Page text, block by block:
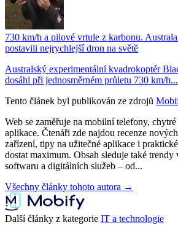
730 km/h a pilové vrtule z karbonu.
postavili nejrychlejší dron na světě
Australský experimentální kvadrokoptér
dosáhl při jednosměrném průletu 730 km/
Tento článek byl publikován ze zdrojů
Web se zaměřuje na mobilní telefony,
aplikace. Čtenáři zde najdou recenze
zařízení, tipy na užitečné aplikace i
dostat maximum. Obsah sleduje také
softwaru a digitálních služeb – od...
Všechny články tohoto autora →
Další články z kategorie IT a technologie